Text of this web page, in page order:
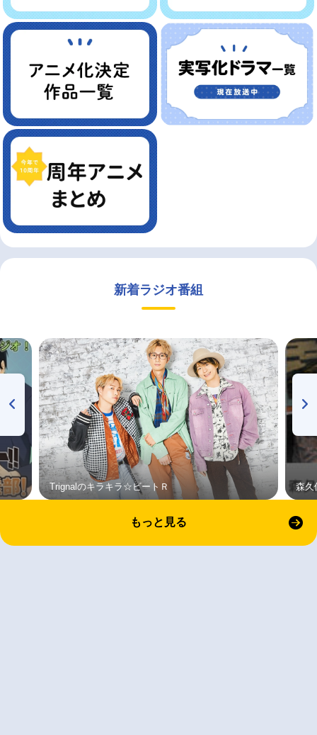
新着ラジオ番組
Trignalのキラキラ☆ビートＲ 森久
もっと見る